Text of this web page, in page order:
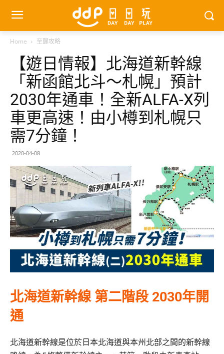
Home 至醒攻略
【遊日情報】北海道新幹線
「新函館北斗～札幌」預計
2030年通車！全新ALFA-X列
車更高速！由小樽到札幌只
需7分鐘！
2020-04-08
北海道新幹線 第二階段 2030年開
通
北海道新幹線是位於日本北海道與本州北部之間的新幹線